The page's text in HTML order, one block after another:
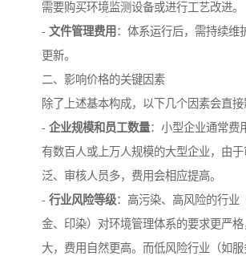
需要购买环境监测设备或进行工艺改进。
- 文件管理费用 ：体系运行后，需持续维
更新。
二、影响价格的关键因素
除了上述基本构成，以下几个因素会直接
- 企业规模和员工数量：小型企业通常费
有数百人或上万人规模的大型企业，由
泛、审核人员多，费用会相应提高。
- 行业风险等级：高污染、高风险的行业
金、印染）对环境管理体系的要求更严
大，费用自然更高。而低风险行业（如服